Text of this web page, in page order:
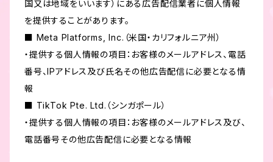
国又は地域をいいます）にある広告配信業者に個人情報
を提供することがあります。
■ Meta Platforms, Inc.（米国・カリフォルニア州）
・提供する個人情報の項目：お客様のメールアドレス、電話
番号、IPアドレス及び氏名その他広告配信に必要となる情
報
■ TikTok Pte. Ltd.（シンガポール）
・提供する個人情報の項目：お客様のメールアドレス及び、
電話番号その他広告配信に必要となる情報